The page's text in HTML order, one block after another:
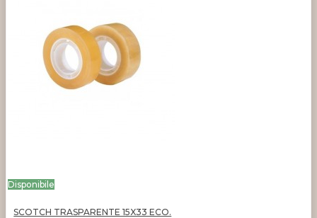
Disponibile
SCOTCH TRASPARENTE 15X33 ECO.